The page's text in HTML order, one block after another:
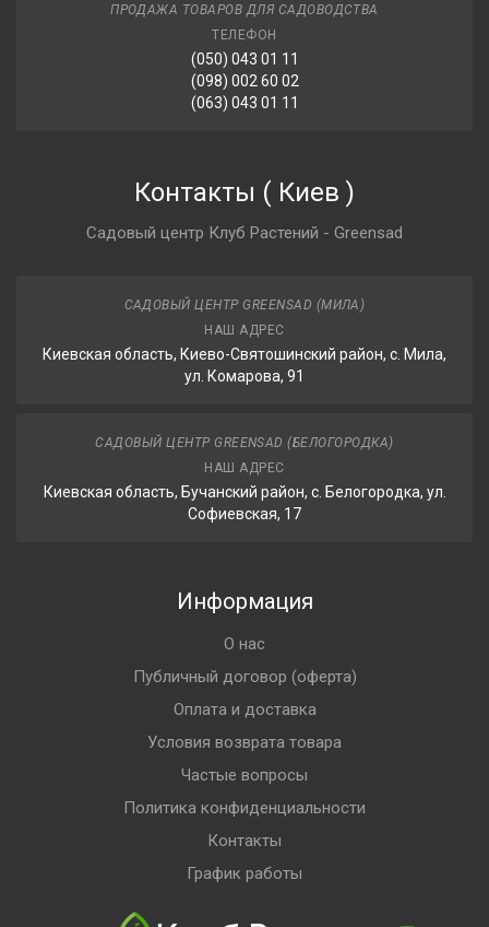
ПРОДАЖА ТОВАРОВ ДЛЯ САДОВОДСТВА
ТЕЛЕФОН
(050) 043 01 11
(098) 002 60 02
(063) 043 01 11
Контакты ( Киев )
Садовый центр Клуб Растений - Greensad
САДОВЫЙ ЦЕНТР GREENSAD (МИЛА)
НАШ АДРЕС
Киевская область, Киево-Святошинский район, с. Мила,
ул. Комарова, 91
САДОВЫЙ ЦЕНТР GREENSAD (БЕЛОГОРОДКА)
НАШ АДРЕС
Киевская область, Бучанский район, с. Белогородка, ул.
Софиевская, 17
Информация
О нас
Публичный договор (оферта)
Оплата и доставка
Условия возврата товара
Частые вопросы
Политика конфиденциальности
Контакты
График работы